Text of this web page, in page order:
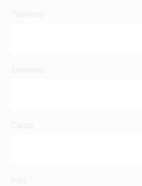
Teléfono
Empresa
Cargo
País